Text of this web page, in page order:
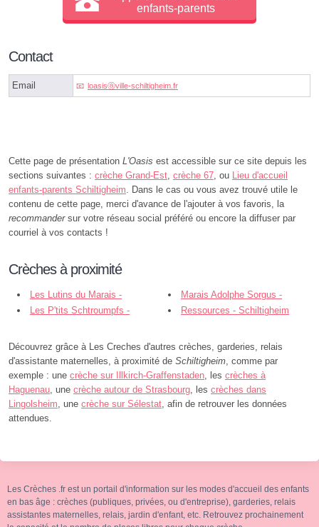
enfants-parents
Contact
Email loasisⓐville-schiltigheim.fr
Cette page de présentation L'Oasis est accessible sur ce site depuis les
sections suivantes : crèche Grand-Est, crèche 67, ou Lieu d'accueil
enfants-parents Schiltigheim. Dans le cas ou vous avez trouvé utile le
contenu de cette page, merci d'avance de l'ajouter à vos favoris, la
recommandersur votre réseau social préféré ou encore la diffuser par
courriel à vos contacts !
Crèches à proximité
Les Lutins du Marais -
Schiltigheim
Marais Adolphe Sorgus -
Schiltigheim
Les P'tits Schtroumpfs -
Ressources - Schiltigheim
Découvrez grâce à Les Creches d'autres crèches, garderies, relais
d'assistante maternelles, à proximité de Schiltigheim, comme par
exemple : une crèche sur Illkirch-Graffenstaden, les crèches à
Haguenau, une crèche autour de Strasbourg, les crèches dans
Lingolsheim, une crèche sur Sélestat, afin de retrouver les données
attendues.
Les Crèches .fr est un portail d'information sur les modes d'accueil des enfants
en bas âge : crèches (publiques, privées, ou d'entreprise), garderies, relais
assistantes maternelles, relais, jardin d'enfant, etc. Retrouvez prochainement